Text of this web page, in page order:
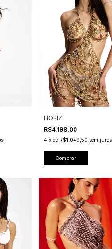
HORIZ
R$4.198,00
4 x de R$1.049,50 sem juros
Comprar